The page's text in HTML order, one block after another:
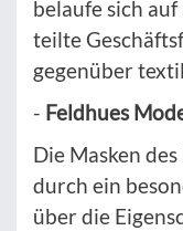
belaufe sich
teilte
gegenüber
- Feldhues
Die Masken
durch ein
über die